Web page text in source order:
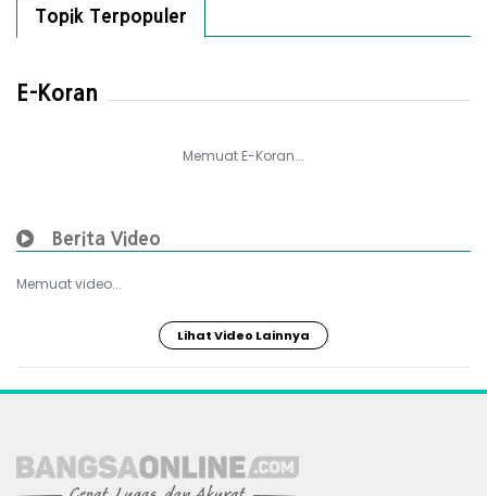
Topik Terpopuler
E-Koran
Memuat E-Koran...
Berita Video
Memuat video...
Lihat Video Lainnya